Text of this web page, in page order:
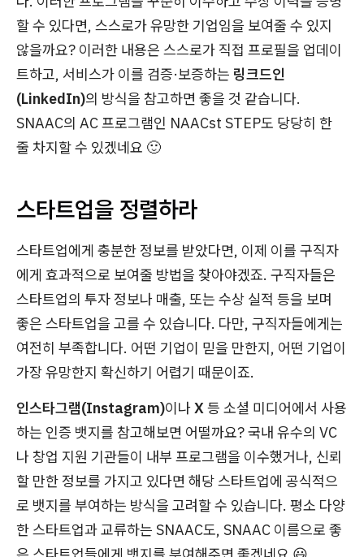
할 수 있다면, 스스로가 유망한 기업임을 보여줄 수 있지
않을까요? 이러한 내용은 스스로가 직접 프로필을 업데이
트하고, 서비스가 이를 검증·보증하는 링크드인
(LinkedIn)의 방식을 참고하면 좋을 것 같습니다.
SNAAC의 AC 프로그램인 NAACst STEP도 당당히 한
줄 차지할 수 있겠네요 🙂
스타트업을 정렬하라
스타트업에게 충분한 정보를 받았다면, 이제 이를 구직자
에게 효과적으로 보여줄 방법을 찾아야겠죠. 구직자들은
스타트업의 투자 정보나 매출, 또는 수상 실적 등을 보며
좋은 스타트업을 고를 수 있습니다. 다만, 구직자들에게는
여전히 부족합니다. 어떤 기업이 믿을 만한지, 어떤 기업이
가장 유망한지 확신하기 어렵기 때문이죠.
인스타그램(Instagram)이나X등 소셜 미디어에서 사용
하는 인증 뱃지를 참고해보면 어떨까요? 국내 유수의 VC
나 창업 지원 기관들이 내부 프로그램을 이수했거나, 신뢰
할 만한 정보를 가지고 있다면 해당 스타트업에 공식적으
로 뱃지를 부여하는 방식을 고려할 수 있습니다. 평소 다양
한 스타트업과 교류하는 SNAAC도, SNAAC 이름으로 좋